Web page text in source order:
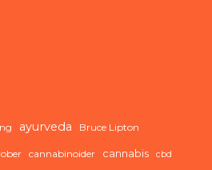
ayurveda Bruce Lipton
cannabinoider cannabis cbd